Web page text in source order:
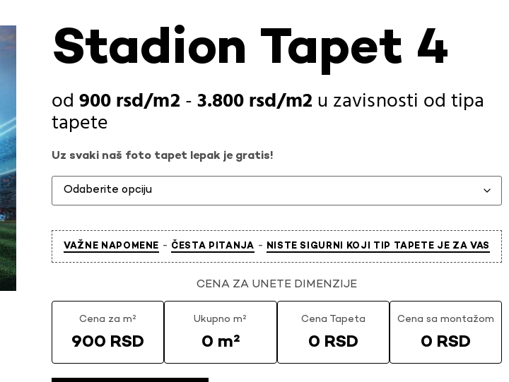
Stadion Tapet 4
900rsd -3.800rsd u zavisnosti od tipa
tapete
Uz svaki naš foto tapet lepak je gratis!
VAŽNE NAPOMENE - ČESTA PITANJA - NISTE SIGURNI KOJI TIP TAPETE JE ZA VAS
CENA ZA UNETE DIMENZIJE
Cena za m²
900 RSD
Ukupno m²
0 m²
Cena Tapeta
0 RSD
Cena sa montažom
0 RSD